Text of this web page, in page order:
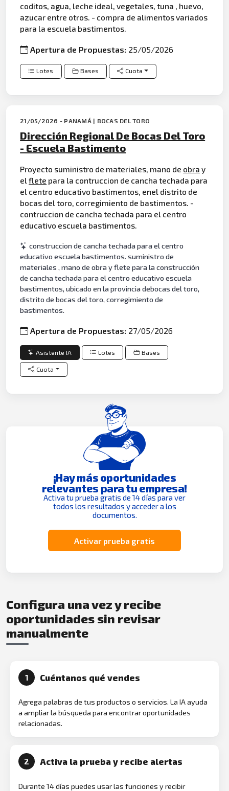
coditos, agua, leche ideal, vegetales, tuna , huevo,
azucar entre otros. - compra de alimentos variados
para la escuela bastimentos.
Apertura de Propuestas: 25/05/2026
Lotes Bases Cuota
21/05/2026 - PANAMÁ | BOCAS DEL TORO
Dirección Regional De Bocas Del Toro
- Escuela Bastimento
Proyecto suministro de materiales, mano de obra y
elflete para la contruccion de cancha techada para
el centro educativo bastimentos, enel distrito de
bocas del toro, corregimiento de bastimentos. -
contruccion de cancha techada para el centro
educativo escuela bastimentos.
construccion de cancha techada para el centro
educativo escuela bastimentos. suministro de
materiales , mano de obra y flete para la construcción
de cancha techada para el centro educativo escuela
bastimentos, ubicado en la provincia debocas del toro,
distrito de bocas del toro, corregimiento de
bastimentos.
Apertura de Propuestas: 27/05/2026
Asistente IA Lotes Bases
Cuota
¡Hay más oportunidades
relevantes para tu empresa!
Activa tu prueba gratis de 14 días para ver
todos los resultados y acceder a los
documentos.
Activar prueba gratis
Configura una vez y recibe
oportunidades sin revisar
manualmente
1 Cuéntanos qué vendes
Agrega palabras de tus productos o servicios. La IA ayuda
a ampliar la búsqueda para encontrar oportunidades
relacionadas.
2 Activa la prueba y recibe alertas
Durante 14 días puedes usar las funciones y recibir